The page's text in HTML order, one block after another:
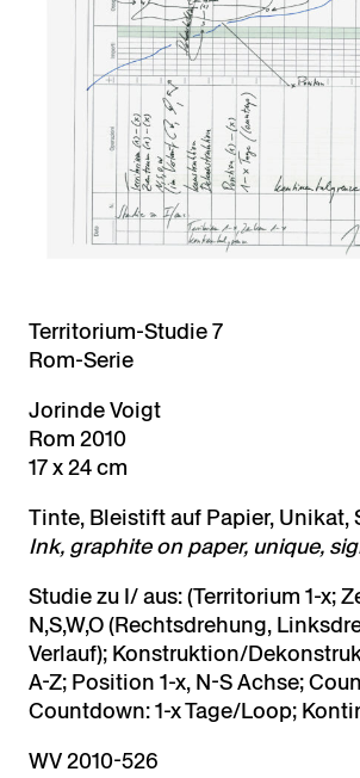
Territorium-Studie 7
Rom-Serie
Jorinde Voigt
Rom 2010
17 x 24 cm
Tinte, Bleistift auf Papier, Unikat,
Ink, graphite on paper, unique,
Studie zu I/ aus: (Territorium 1-x;
N,S,W,O (Rechtsdrehung,
Verlauf); Konstruktion/
A-Z; Position 1-x, N-S Achse;
Countdown: 1-x Tage/Loop;
WV 2010-526